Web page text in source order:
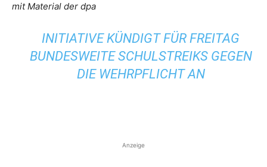
mit Material der dpa
INITIATIVE KÜNDIGT FÜR FREITAG
BUNDESWEITE SCHULSTREIKS GEGEN
DIE WEHRPFLICHT AN
Anzeige